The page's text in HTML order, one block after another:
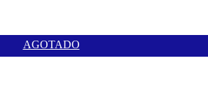
AGOTADO